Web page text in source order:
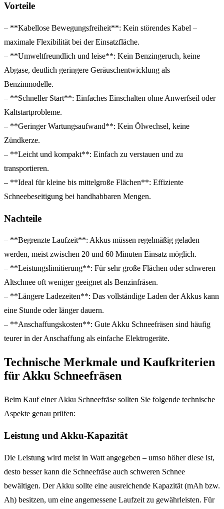
Vorteile
– **Kabellose Bewegungsfreiheit**: Kein störendes Kabel –
maximale Flexibilität bei der Einsatzfläche.
– **Umweltfreundlich und leise**: Kein Benzingeruch, keine
Abgase, deutlich geringere Geräuschentwicklung als
Benzinmodelle.
– **Schneller Start**: Einfaches Einschalten ohne Anwerfseil oder
Kaltstartprobleme.
– **Geringer Wartungsaufwand**: Kein Ölwechsel, keine
Zündkerze.
– **Leicht und kompakt**: Einfach zu verstauen und zu
transportieren.
– **Ideal für kleine bis mittelgroße Flächen**: Effiziente
Schneebeseitigung bei handhabbaren Mengen.
Nachteile
– **Begrenzte Laufzeit**: Akkus müssen regelmäßig geladen
werden, meist zwischen 20 und 60 Minuten Einsatz möglich.
– **Leistungslimitierung**: Für sehr große Flächen oder schweren
Altschnee oft weniger geeignet als Benzinfräsen.
– **Längere Ladezeiten**: Das vollständige Laden der Akkus kann
eine Stunde oder länger dauern.
– **Anschaffungskosten**: Gute Akku Schneefräsen sind häufig
teurer in der Anschaffung als einfache Elektrogeräte.
Technische Merkmale und Kaufkriterien
für Akku Schneefräsen
Beim Kauf einer Akku Schneefräse sollten Sie folgende technische
Aspekte genau prüfen:
Leistung und Akku-Kapazität
Die Leistung wird meist in Watt angegeben – umso höher diese ist,
desto besser kann die Schneefräse auch schweren Schnee
bewältigen. Der Akku sollte eine ausreichende Kapazität (mAh bzw.
Ah) besitzen, um eine angemessene Laufzeit zu gewährleisten. Für